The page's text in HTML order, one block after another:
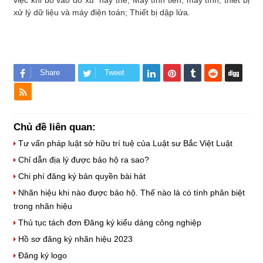
xử lý dữ liệu và máy điện toán; Thiết bị dập lửa.
Share Tweet
Chủ đề liên quan:
Tư vấn pháp luật sở hữu trí tuệ của Luật sư Bắc Việt Luật
Chỉ dẫn địa lý được bảo hộ ra sao?
Chi phí đăng ký bản quyền bài hát
Nhãn hiệu khi nào được bảo hộ. Thế nào là có tính phân biệt
trong nhãn hiệu
Thủ tục tách đơn Đăng ký kiểu dáng công nghiệp
Hồ sơ đăng ký nhãn hiệu 2023
Đăng ký logo